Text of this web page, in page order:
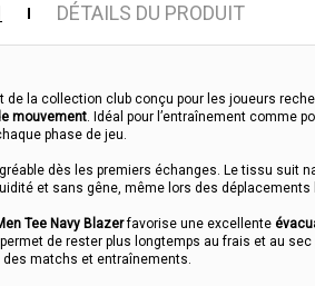
DÉTAILS DU PRODUIT
de la collection club conçu pour les joueurs
mouvement. Idéal pour l’entraînement comme
phase de jeu.
dès les premiers échanges. Le tissu suit
et sans gêne, même lors des déplacements
Tee Navy Blazerfavorise une excellente
de rester plus longtemps au frais et au
matchs et entraînements.